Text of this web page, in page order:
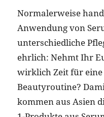
Normalerweise
Anwendung von
unterschiedliche
ehrlich: Nehmt Ihr
wirklich Zeit für
Beautyroutine?
kommen aus Asien